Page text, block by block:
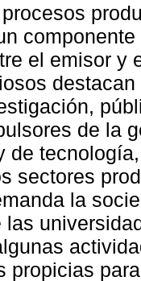
el emisor y
de la
de
sectores
la
las
propicias